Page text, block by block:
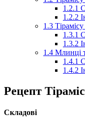
1.2.1
1.2.2
1.3
1.3.1
1.3.2
1.4 Млинці
1.4.1
1.4.2
Рецепт
Складові